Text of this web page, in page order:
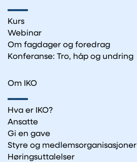
Kurs
Webinar
Om fagdager og foredrag
Konferanse: Tro, håp og undring
Om IKO
Hva er IKO?
Ansatte
Gi en gave
Styre og medlemsorganisasjoner
Høringsuttalelser